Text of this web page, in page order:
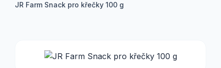
JR Farm Snack pro křečky 100 g